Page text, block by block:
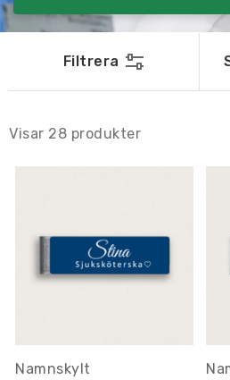
Filtrera
Visar 28 produkter
Namnskylt